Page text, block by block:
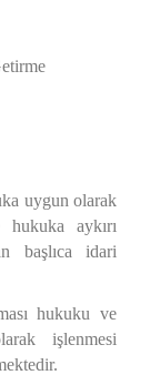
uygun olarak
aykırı
başlıca idari
hukuku ve
işlenmesi